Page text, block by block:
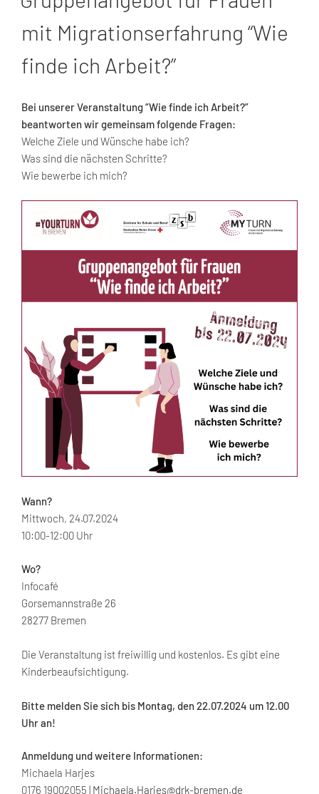
mit Migrationserfahrung “Wie
finde ich Arbeit?”
Bei unserer Veranstaltung “Wie finde ich Arbeit?”
beantworten wir gemeinsam folgende Fragen:
Welche Ziele und Wünsche habe ich?
Was sind die nächsten Schritte?
Wie bewerbe ich mich?
Wann?
Mittwoch, 24.07.2024
10:00-12:00 Uhr
Wo?
Infocafé
Gorsemannstraße 26
28277 Bremen
Die Veranstaltung ist freiwillig und kostenlos. Es gibt eine
Kinderbeaufsichtigung.
Bitte melden Sie sich bis Montag, den 22.07.2024 um 12.00
Uhr an!
Anmeldung und weitere Informationen:
Michaela Harjes
0176 19002055 | Michaela.Harjes@drk-bremen.de